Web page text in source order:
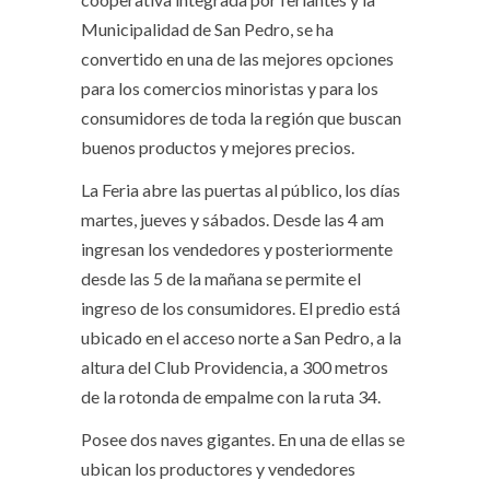
Municipalidad de San Pedro, se ha
convertido en una de las mejores opciones
para los comercios minoristas y para los
consumidores de toda la región que buscan
buenos productos y mejores precios.
La Feria abre las puertas al público, los días
martes, jueves y sábados. Desde las 4 am
ingresan los vendedores y posteriormente
desde las 5 de la mañana se permite el
ingreso de los consumidores. El predio está
ubicado en el acceso norte a San Pedro, a la
altura del Club Providencia, a 300 metros
de la rotonda de empalme con la ruta 34.
Posee dos naves gigantes. En una de ellas se
ubican los productores y vendedores